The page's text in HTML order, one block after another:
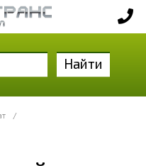
Найти
/